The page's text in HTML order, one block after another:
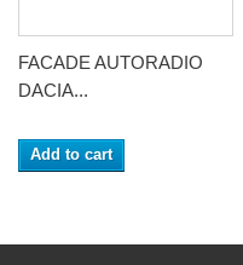
FACADE AUTORADIO
DACIA...
Add to cart